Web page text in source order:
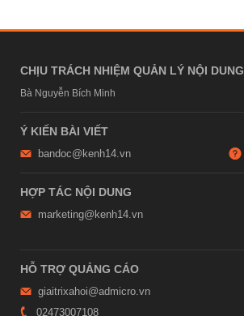
CHỊU TRÁCH NHIỆM QUẢN LÝ NỘI DUNG
Bà Nguyễn Bích Minh
Ý KIẾN BÀI VIẾT
bandoc@kenh14.vn
HỢP TÁC NỘI DUNG
marketing@kenh14.vn
HỖ TRỢ QUẢNG CÁO
giaitrixahoi@admicro.vn
02473007108